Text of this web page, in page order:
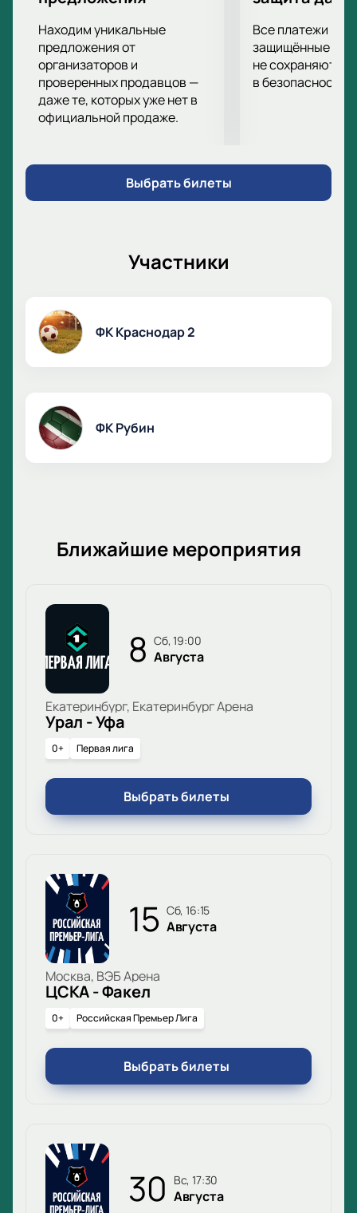
Сегодня казанцы будут принимать на своем поле
вторую команду краснодарцев, которая может
удивить своей результативностью.
Купить билеты на матч Первой лиги между клубами
«Рубин» и «Краснодар-2» можно за несколько
минут на этом сайте.
Находим уникальные
предложения от
организаторов и
проверенных продавцов —
даже те, которых уже нет в
официальной продаже.
Все платежи
защищённые
не сохраняются
в безопасности.
Выбрать билеты
Участники
ФК Краснодар 2
ФК Рубин
Ближайшие мероприятия
8 сб, 19:00
Августа
Екатеринбург, Екатеринбург Арена
Урал - Уфа
0+ Первая лига
Выбрать билеты
15 сб, 16:15
Августа
Москва, ВЭБ Арена
ЦСКА - Факел
0+ Российская Премьер Лига
Выбрать билеты
30 вс, 17:30
Августа